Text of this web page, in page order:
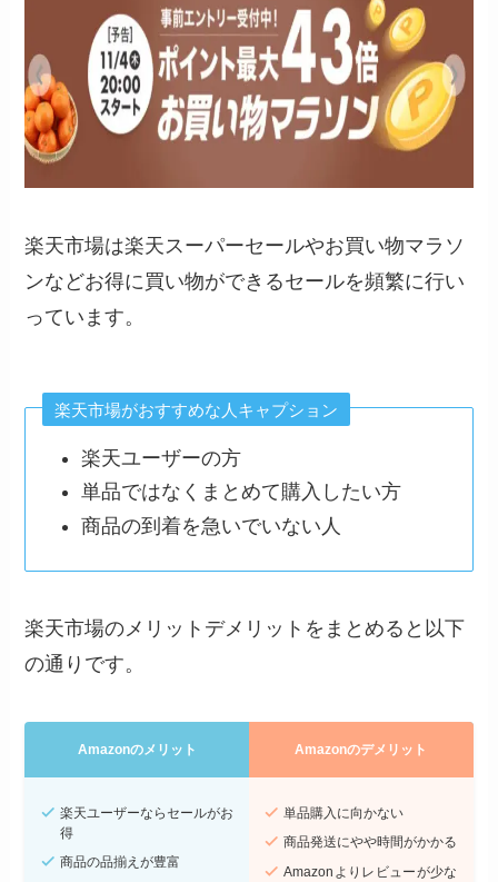
楽天市場は楽天スーパーセールやお買い物マラソ
ンなどお得に買い物ができるセールを頻繁に行い
っています。
楽天市場がおすすめな人キャプション
楽天ユーザーの方
単品ではなくまとめて購入したい方
商品の到着を急いでいない人
楽天市場のメリットデメリットをまとめると以下
の通りです。
Amazonのメリット Amazonのデメリット
楽天ユーザーならセールがお
得
商品の品揃えが豊富
単品購入に向かない
商品発送にやや時間がかかる
Amazonよりレビューが少な